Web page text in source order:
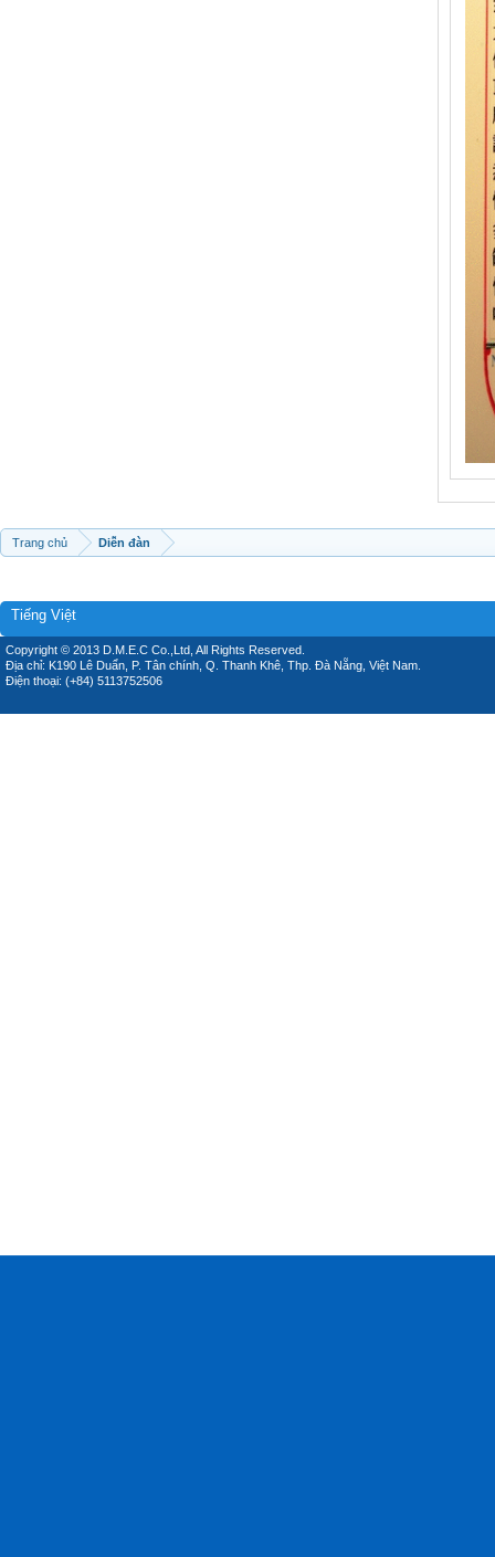
Trang chủ Diễn đàn
Tiếng Việt
Copyright © 2013 D.M.E.C Co.,Ltd, All Rights Reserved.
Địa chỉ: K190 Lê Duẩn, P. Tân chính, Q. Thanh Khê, Thp. Đà Nẵng, Việt Nam.
Điện thoại: (+84) 5113752506